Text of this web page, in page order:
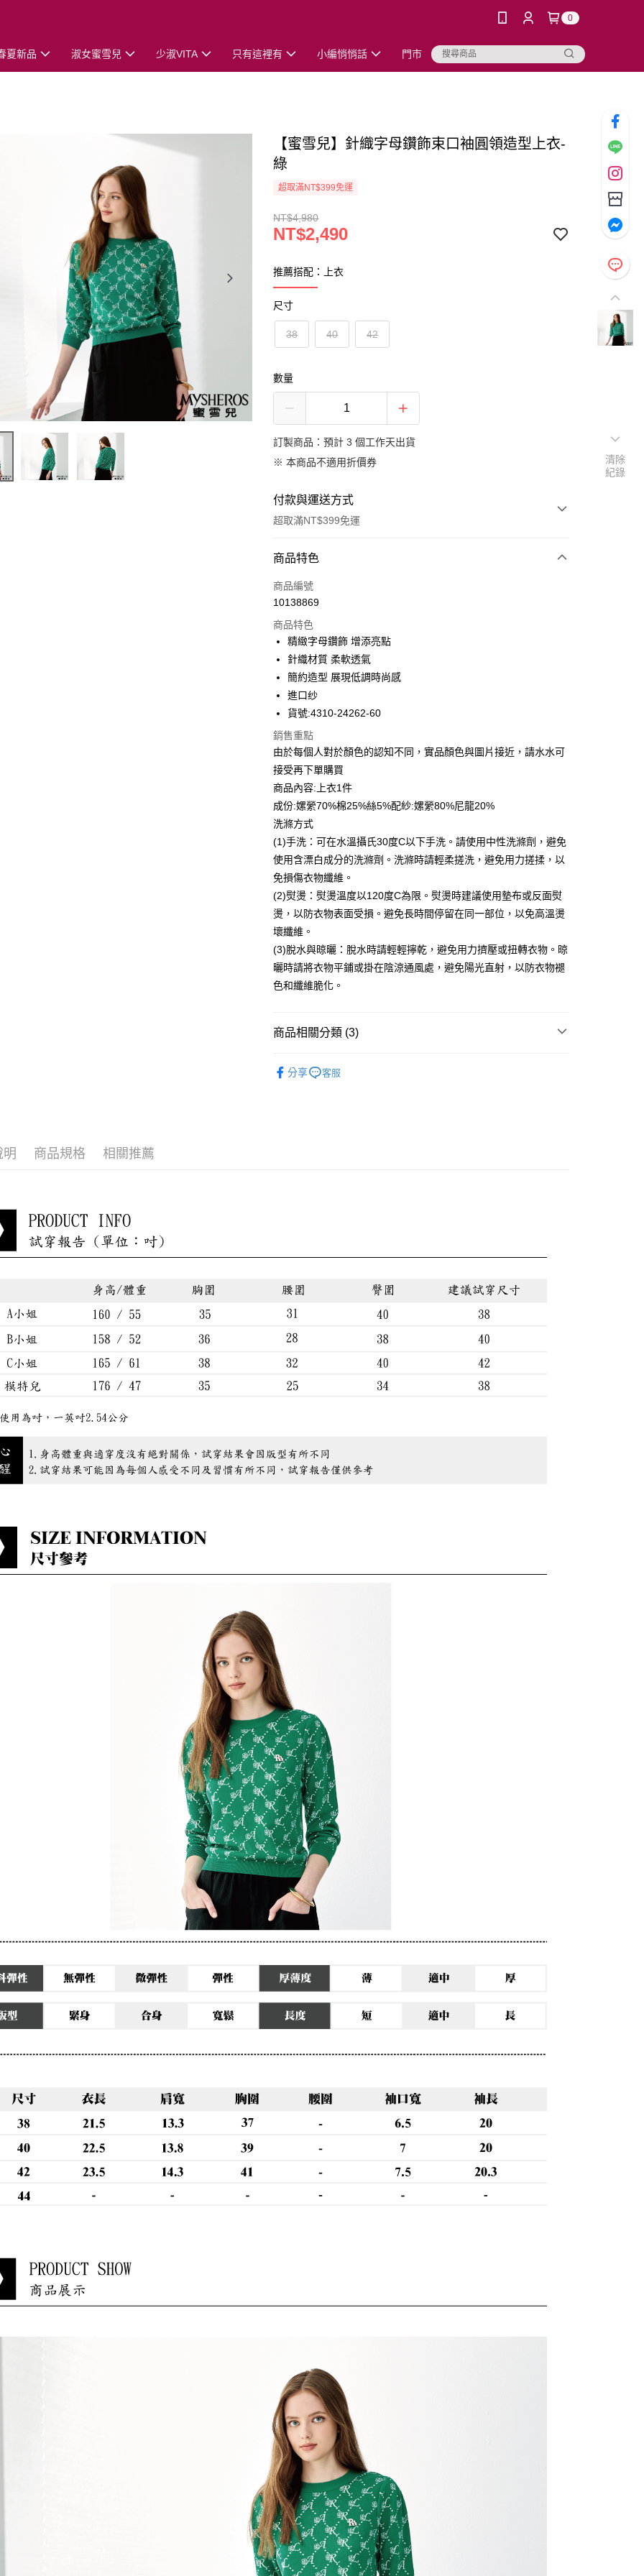
0
夏新品 淑女蜜雪兒 少淑VITA 只有這裡有 小編悄悄話 門市
【蜜雪兒】針織字母鑽飾束口袖圓領造型上衣-
綠
超取滿NT$399免運
NT$4,980
NT$2,490
推薦搭配：上衣
尺寸
38 40 42
數量
訂製商品：預計 3 個工作天出貨
※ 本商品不適用折價券
付款與運送方式
超取滿NT$399免運
付款方式
信用卡一次付款
3 期 0 利率 每期 NT$830
合作金庫商業銀行
華南商業銀行
國泰世華商業銀行
臺灣中小企業銀行
匯豐（台灣）商業銀行
聯邦商業銀行
遠東國際商業銀行
玉山商業銀行
台新國際商業銀行
台灣樂天信用卡公司
LINE Pay
街口支付
悠遊付
全盈+PAY
ATM付款
貨到付款
運送方式
付款後全家取貨
每筆NT$80，滿NT$399(含以上)免運費
付款後7-11取貨
每筆NT$80，滿NT$888(含以上)免運費
宅配到府
貨到付款
商品特色
商品編號
10138869
商品特色
精緻字母鑽飾 增添亮點
針織材質 柔軟透氣
簡約造型 展現低調時尚感
進口纱
貨號:4310-24262-60
銷售重點
由於每個人對於顏色的認知不同，實品顏色與圖片接近，請水水可
接受再下單購買
商品內容:上衣1件
成份:嫘縈70%棉25%絲5%配紗:嫘縈80%尼龍20%
洗滌方式
(1)手洗：可在水溫攝氏30度C以下手洗。請使用中性洗滌劑，避免
使用含漂白成分的洗滌劑。洗滌時請輕柔搓洗，避免用力搓揉，以
免損傷衣物纖維。
(2)熨燙：熨燙溫度以120度C為限。熨燙時建議使用墊布或反面熨
燙，以防衣物表面受損。避免長時間停留在同一部位，以免高溫燙
壞纖維。
(3)脫水與晾曬：脫水時請輕輕擰乾，避免用力擠壓或扭轉衣物。晾
曬時請將衣物平鋪或掛在陰涼通風處，避免陽光直射，以防衣物褪
色和纖維脆化。
商品相關分類 (3)
分享 客服
明 商品規格 相關推薦
清除
紀錄